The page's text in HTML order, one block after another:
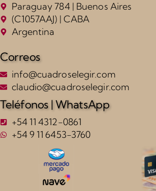
Paraguay 784 | Buenos Aires
(C1057AAJ) | CABA
Argentina
Correos
info@cuadroselegir.com
claudio@cuadroselegir.com
Teléfonos | WhatsApp
+54 11 4312-0861
+54 9 11 6453-3760